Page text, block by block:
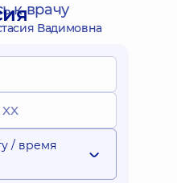
к врачу
Вадимовна
/ время